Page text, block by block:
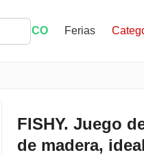
ECO Ferias
FISHY. Juego
de madera,